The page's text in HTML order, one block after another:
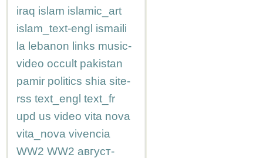
iraq islam islamic_art
islam_text-engl ismaili
la lebanon links music-
video occult pakistan
pamir politics shia site-
rss text_engl text_fr
upd us video vita nova
vita_nova vivencia
WW2 WW2 август-